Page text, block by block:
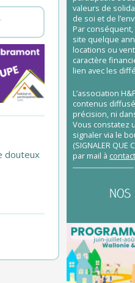
douteux
valeurs de
de soi et de
Par
site quelque
locations ou
caractère
lien avec les
L’association
contenus
précision, ni
Vous constatez
signaler via le
(SIGNALER QUE
par mail à
NOS